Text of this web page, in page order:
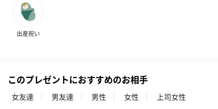
ハンドタオル・ハンカチ
出産祝い
このプレゼントにおすすめのお相手
女友達 男友達 男性 女性
上司女性